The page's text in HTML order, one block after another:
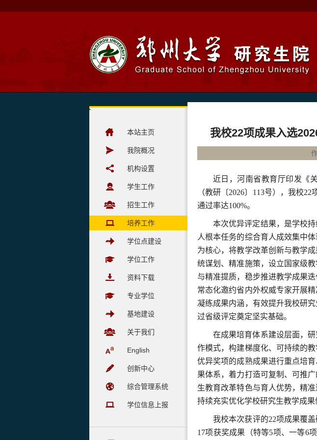
本站主页
我院概况
机构设置
学生工作
招生工作
培养工作
学位点建设
学位工作
资料下载
专业学位
基地建设
关于我们
English
创新中心
综合管理系统
学位信息上报
我校22项成果入选
近日，河南省教育厅印发《
（教研〔2026〕 113号）， 我校22
通过率达100%。
本次优异评定结果，是学校
人根本任务的综合育人成效集中
为核心，将教学改革创新与教学
统谋划、精准施策， 设立国家级
与精准提质，稳步推进教学成果
常态化邀约省内外权威专家开展
凝练成果内涵，有效提升我校研
过省级评定奠定坚实基础。
在成果培育体系建设层面，
作模式，构建梯度化、可持续的教
优异奖项的成熟成果进行重点培育
果体系，着力打造可复制、可推
生教育改革特色与育人优势，精
持续充实优化学校研究生教学成
我校本次获评的22项成果覆
17项获奖成果（特等5项、一等6